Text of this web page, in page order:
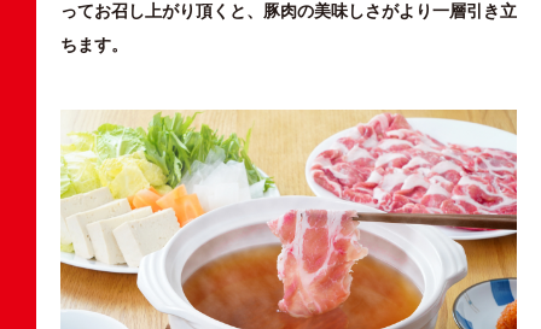
ってお召し上がり頂くと、豚肉の美味しさがより一層引き立
ちます。